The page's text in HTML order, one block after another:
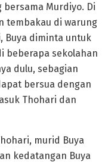
Murdiyo. Di
tembakau di warung
Buya diminta untuk
beberapa sekolahan
dulu, sebagian
bersua dengan
Thohari dan
murid Buya
kedatangan Buya